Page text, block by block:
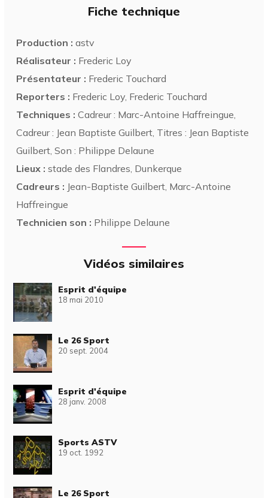
Fiche technique
Production : astv
Réalisateur : Frederic Loy
Présentateur : Frederic Touchard
Reporters : Frederic Loy, Frederic Touchard
Techniques : Cadreur : Marc-Antoine Haffreingue,
Cadreur : Jean Baptiste Guilbert, Titres : Jean Baptiste
Guilbert, Son : Philippe Delaune
Lieux : stade des Flandres, Dunkerque
Cadreurs : Jean-Baptiste Guilbert, Marc-Antoine
Haffreingue
Technicien son : Philippe Delaune
Vidéos similaires
Esprit d'équipe
18 mai 2010
Le 26 Sport
20 sept. 2004
Esprit d'équipe
28 janv. 2008
Sports ASTV
19 oct. 1992
Le 26 Sport